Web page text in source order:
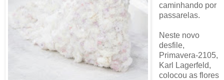
caminhando por
passarelas.
Neste novo
desfile,
Primavera-2105,
Karl Lagerfeld,
colocou as flores